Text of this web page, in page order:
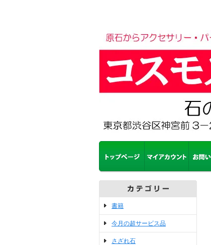
書籍
今月の超サービス品
さざれ石